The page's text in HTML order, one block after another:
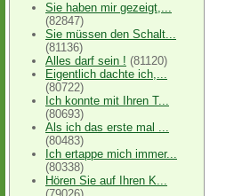
Sie haben mir gezeigt,...
(82847)
Sie müssen den Schalt...
(81136)
Alles darf sein ! (81120)
Eigentlich dachte ich,...
(80722)
Ich konnte mit Ihren T...
(80693)
Als ich das erste mal ...
(80483)
Ich ertappe mich immer...
(80338)
Hören Sie auf Ihren K...